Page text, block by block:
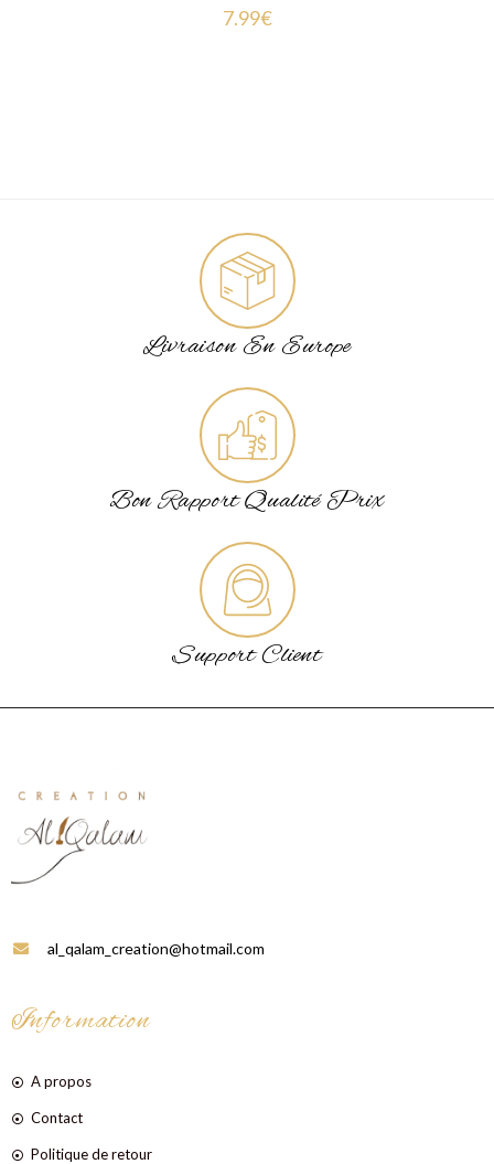
7.99€
Livraison En Europe
Bon Rapport Qualité Prix
Support Client
al_qalam_creation@hotmail.com
Information
A propos
Contact
Politique de retour